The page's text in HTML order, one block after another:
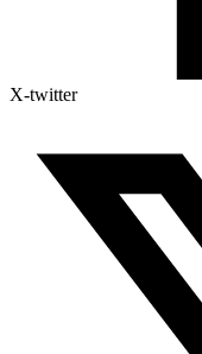
X-twitter